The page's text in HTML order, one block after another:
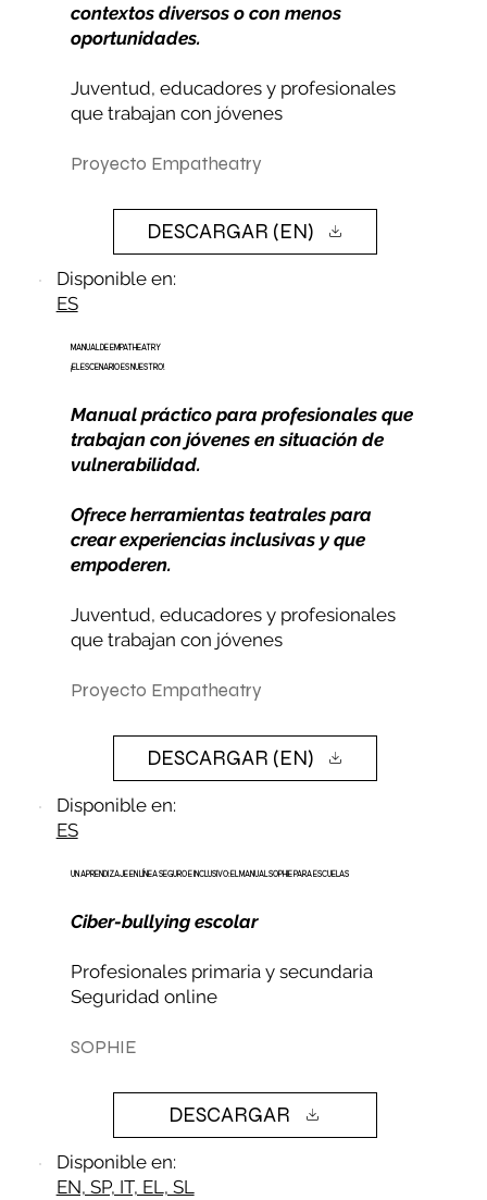
contextos diversos o con menos
oportunidades.
Juventud, educadores y profesionales
que trabajan con jóvenes
Proyecto Empatheatry
DESCARGAR (EN)
Disponible en:
ES
MANUAL DE EMPATHEATRY
¡EL ESCENARIO ES NUESTRO!
Manual práctico para profesionales que
trabajan con jóvenes en situación de
vulnerabilidad.
Ofrece herramientas teatrales para
crear experiencias inclusivas y que
empoderen.
Juventud, educadores y profesionales
que trabajan con jóvenes
Proyecto Empatheatry
DESCARGAR (EN)
Disponible en:
ES
UN APRENDIZAJE EN LÍNEA SEGURO E INCLUSIVO: EL MANUAL SOPHIE PARA ESCUELAS
Ciber-bullying escolar
Profesionales primaria y secundaria
Seguridad online
SOPHIE
DESCARGAR
Disponible en:
EN, SP, IT, EL, SL